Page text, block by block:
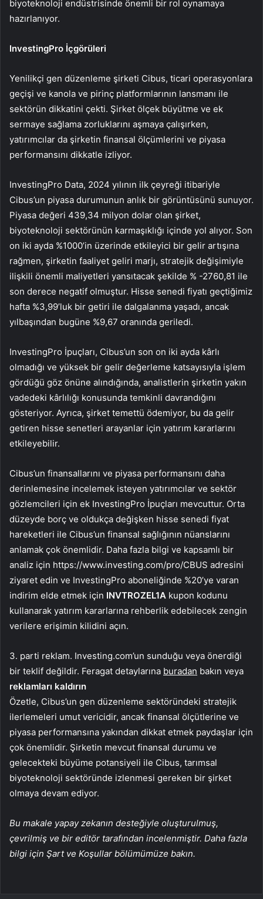
biyoteknoloji endüstrisinde önemli bir rol oynamaya
hazırlanıyor.
InvestingPro İçgörüleri
Yenilikçi gen düzenleme şirketi Cibus, ticari operasyonlara
geçişi ve kanola ve pirinç platformlarının lansmanı ile
sektörün dikkatini çekti. Şirket ölçek büyütme ve ek
sermaye sağlama zorluklarını aşmaya çalışırken,
yatırımcılar da şirketin finansal ölçümlerini ve piyasa
performansını dikkatle izliyor.
InvestingPro Data, 2024 yılının ilk çeyreği itibariyle
Cibus’un piyasa durumunun anlık bir görüntüsünü sunuyor.
Piyasa değeri 439,34 milyon dolar olan şirket,
biyoteknoloji sektörünün karmaşıklığı içinde yol alıyor. Son
on iki ayda %1000’in üzerinde etkileyici bir gelir artışına
rağmen, şirketin faaliyet geliri marjı, stratejik değişimiyle
ilişkili önemli maliyetleri yansıtacak şekilde % -2760,81 ile
son derece negatif olmuştur. Hisse senedi fiyatı geçtiğimiz
hafta %3,99’luk bir getiri ile dalgalanma yaşadı, ancak
yılbaşından bugüne %9,67 oranında geriledi.
InvestingPro İpuçları, Cibus’un son on iki ayda kârlı
olmadığı ve yüksek bir gelir değerleme katsayısıyla işlem
gördüğü göz önüne alındığında, analistlerin şirketin yakın
vadedeki kârlılığı konusunda temkinli davrandığını
gösteriyor. Ayrıca, şirket temettü ödemiyor, bu da gelir
getiren hisse senetleri arayanlar için yatırım kararlarını
etkileyebilir.
Cibus’un finansallarını ve piyasa performansını daha
derinlemesine incelemek isteyen yatırımcılar ve sektör
gözlemcileri için ek InvestingPro İpuçları mevcuttur. Orta
düzeyde borç ve oldukça değişken hisse senedi fiyat
hareketleri ile Cibus’un finansal sağlığının nüanslarını
anlamak çok önemlidir. Daha fazla bilgi ve kapsamlı bir
analiz için https://www.investing.com/pro/CBUS adresini
ziyaret edin ve InvestingPro aboneliğinde %20’ye varan
indirim elde etmek için INVTROZEL1A kupon kodunu
kullanarak yatırım kararlarına rehberlik edebilecek zengin
verilere erişimin kilidini açın.
3. parti reklam. Investing.com’un sunduğu veya önerdiği
bir teklif değildir. Feragat detaylarına buradan bakın veya
reklamları kaldırın
Özetle, Cibus’un gen düzenleme sektöründeki stratejik
ilerlemeleri umut vericidir, ancak finansal ölçütlerine ve
piyasa performansına yakından dikkat etmek paydaşlar için
çok önemlidir. Şirketin mevcut finansal durumu ve
gelecekteki büyüme potansiyeli ile Cibus, tarımsal
biyoteknoloji sektöründe izlenmesi gereken bir şirket
olmaya devam ediyor.
Bu makale yapay zekanın desteğiyle oluşturulmuş,
çevrilmiş ve bir editör tarafından incelenmiştir. Daha fazla
bilgi için Şart ve Koşullar bölümümüze bakın.